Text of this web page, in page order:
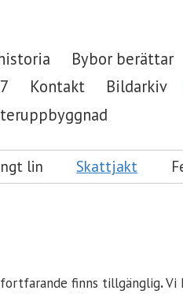
Bybor berättar
Kontakt Bildarkiv
lin Skattjakt
finns tillgänglig.Vi